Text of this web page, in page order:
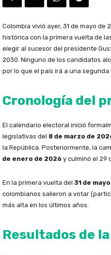
Colombia vivió ayer, 31 de mayo de
histórica con la primera vuelta de
elegir al sucesor del presidente
2030. Ninguno de los candidatos
por lo que el país irá a una
Cronología del
El calendario electoral inició
legislativas del 8 de marzo de
la República. Posteriormente, la
de enero de 2026 y culminó el 29
En la primera vuelta del 31 de mayo
colombianos salieron a votar
más alta en los últimos años.
Resultados de